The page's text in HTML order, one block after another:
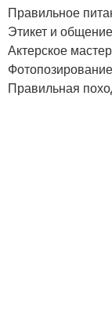
Правильное
Этикет и
Актерское
Правильная